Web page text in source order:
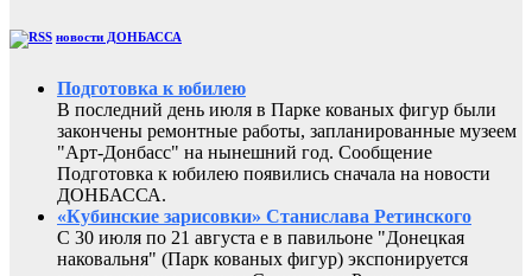
новости ДОНБАССА
Подготовка к юбилею
В последний день июля в Парке кованых фигур были
закончены ремонтные работы, запланированные музеем
"Арт-Донбасс" на нынешний год. Сообщение
Подготовка к юбилею появились сначала на новости
ДОНБАССА.
«Кубинские зарисовки» Станислава Ретинского
С 30 июля по 21 августа е в павильоне "Донецкая
наковальня" (Парк кованых фигур) экспонируется